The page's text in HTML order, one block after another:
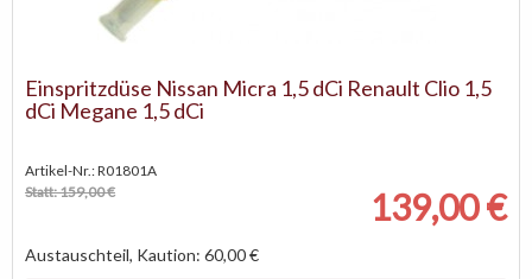
Einspritzdüse Nissan Micra 1,5 dCi Renault Clio 1,5
dCi Megane 1,5 dCi
Artikel-Nr.: R01801A
Statt: 159,00 €
139,00 €
Austauschteil, Kaution: 60,00 €